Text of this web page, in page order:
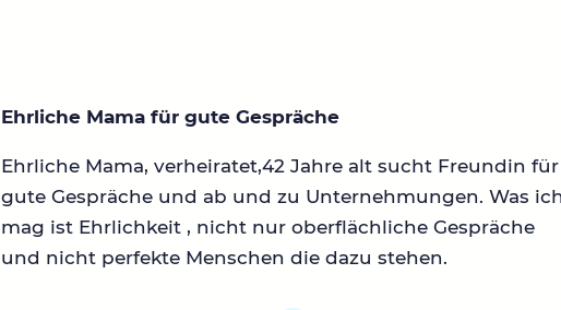
Ehrliche Mama für gute Gespräche
Ehrliche Mama, verheiratet,42 Jahre alt sucht Freundin für
gute Gespräche und ab und zu Unternehmungen. Was
mag ist Ehrlichkeit , nicht nur oberflächliche Gespräche
und nicht perfekte Menschen die dazu stehen.